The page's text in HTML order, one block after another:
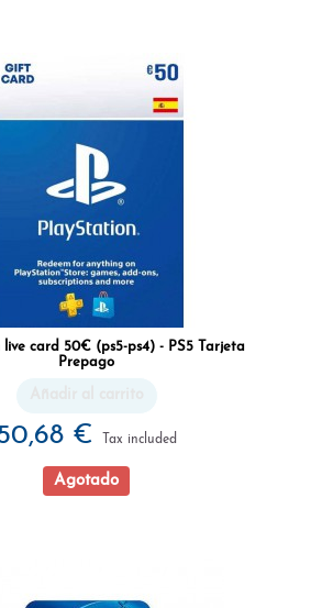
live card 50€ (ps5-ps4) - PS5 Tarjeta
Prepago
€ Tax included
Agotado